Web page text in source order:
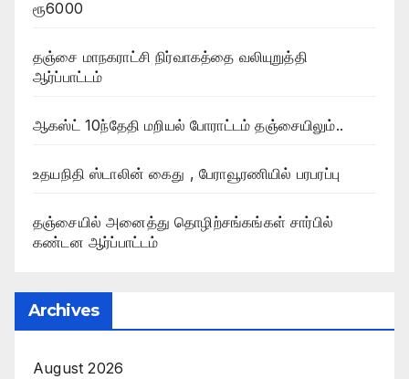
ரூ6000
தஞ்சை மாநகராட்சி நிர்வாகத்தை வலியுறுத்தி
ஆர்ப்பாட்டம்
ஆகஸ்ட் 10ந்தேதி மறியல் போராட்டம் தஞ்சையிலும்..
உதயநிதி ஸ்டாலின் கைது , பேராவூரணியில் பரபரப்பு
தஞ்சையில் அனைத்து தொழிற்சங்கங்கள் சார்பில்
கண்டன ஆர்ப்பாட்டம்
Archives
August 2026